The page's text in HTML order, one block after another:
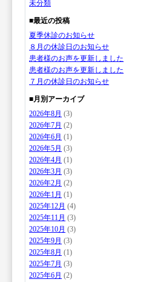
未分類
■最近の投稿
夏季休診のお知らせ
８月の休診日のお知らせ
患者様のお声を更新しました
患者様のお声を更新しました
７月の休診日のお知らせ
■月別アーカイブ
2026年8月 (3)
2026年7月 (2)
2026年6月 (1)
2026年5月 (3)
2026年4月 (1)
2026年3月 (3)
2026年2月 (2)
2026年1月 (1)
2025年12月 (4)
2025年11月 (3)
2025年10月 (3)
2025年9月 (3)
2025年8月 (1)
2025年7月 (3)
2025年6月 (2)